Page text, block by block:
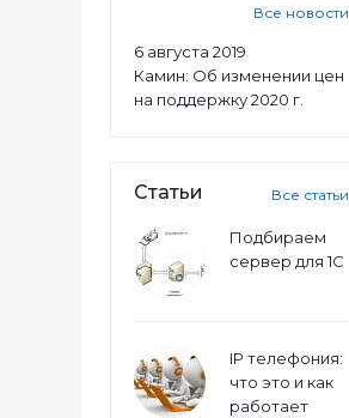
Все новости
6 августа 2019
Камин: Об изменении цен
на поддержку 2020 г.
Статьи Все статьи
Подбираем
сервер для 1С
IP телефония:
что это и как
работает